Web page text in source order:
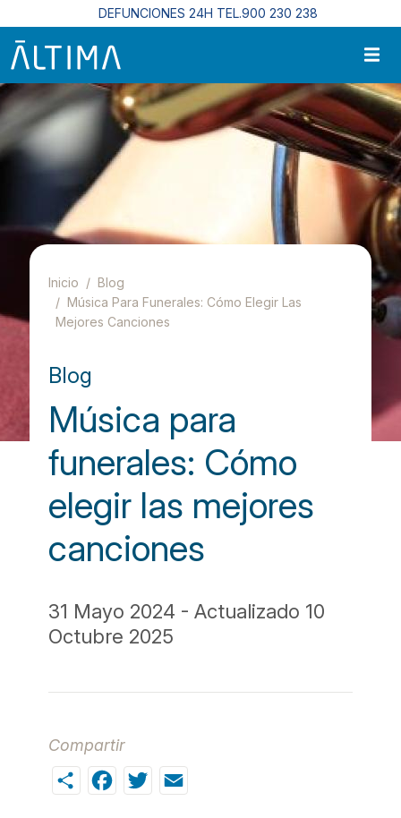
Pasar al contenido principal
DEFUNCIONES 24H TEL.900 230 238
Inicio
Blog
Música Para Funerales: Cómo Elegir Las
Mejores Canciones
Blog
Música para
funerales: Cómo
elegir las mejores
canciones
31 Mayo 2024 - Actualizado 10
Octubre 2025
Compartir
ShareFacebook
Twitter